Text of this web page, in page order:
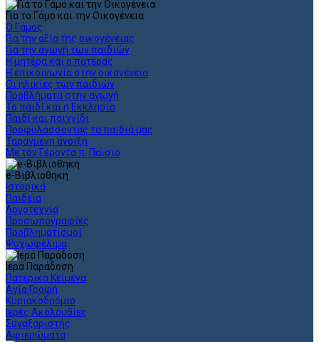
Για το Γάμο και την Οικογένεια
Ο Γάμος
Για την αξία της οικογένειας
Για την αγωγή των παιδιών
Η μητέρα και ο πατέρας
Η επικοινωνία στην οικογένεια
Οι ηλικίες των παιδιών
Προβλήματα στην αγωγή
Το παιδί και η Εκκλησία
Παιδί και παιχνίδι
Προφυλάσσοντας τα παιδιά μας
Ταραγμένη άνοιξη
Με τον Γέροντα π. Παϊσιο
e-Βιβλιοθηκη
Ιστορικά
Παιδεία
Λογοτεχνία
Προσωπογραφίες
Προβληματισμοί
Ψυχωφέλιμα
Ιερά Παράδοση
Πατερικά Κείμενα
Αγία Γραφή
Κυριακοδρόμιο
Ιερές Ακολουθίες
Συναξαριστής
Αφιερώματα